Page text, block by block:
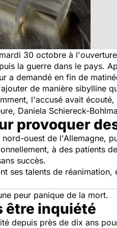
30 octobre à
la guerre dans le pays.
demandé en fin de
de manière sibylline
l'accusé avait
Daniela Schiereck-
provoquer
ouest de l'Allemagne,
à des patients
succès.
ses talents de
peur panique de la mort.
être inquiété
depuis près de dix ans